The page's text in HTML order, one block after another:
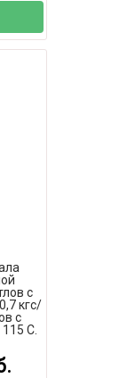
с
кгс/
с
С.